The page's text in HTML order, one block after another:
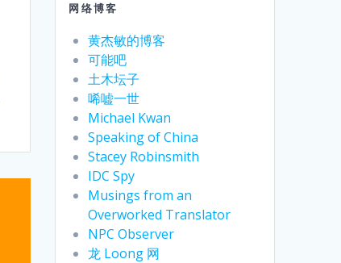
网络博客
黄杰敏的博客
可能吧
土木坛子
唏嘘一世
Michael Kwan
Speaking of China
Stacey Robinsmith
IDC Spy
Musings from an
Overworked Translator
NPC Observer
龙 Loong 网